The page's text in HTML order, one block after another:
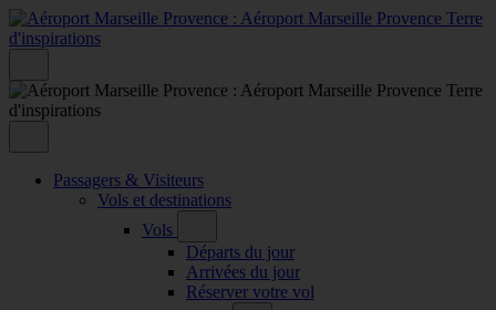
Passagers & Visiteurs
Vols et destinations
Vols
Départs du jour
Arrivées du jour
Réserver votre vol